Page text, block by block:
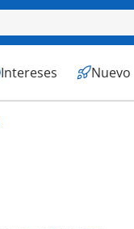
Intereses Nuevo